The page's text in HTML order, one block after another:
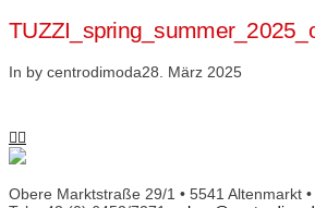
In by centrodimoda28. März 2025
Obere Marktstraße 29/1 • 5541 Altenmarkt